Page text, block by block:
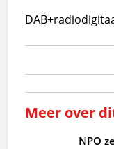
DAB+radio
Meer over
NPO